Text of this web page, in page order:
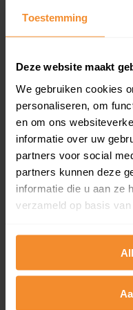
Toestemming
Deze website maakt
We gebruiken cookies
personaliseren, om
en om ons
informatie over uw
partners voor social
partners kunnen deze
informatie die u aan ze
verzameld op basis
Een overzicht van alle
en koopdatum)
Bekijk
Direct leverbaar
Een uitgebreid
dit inclusief de